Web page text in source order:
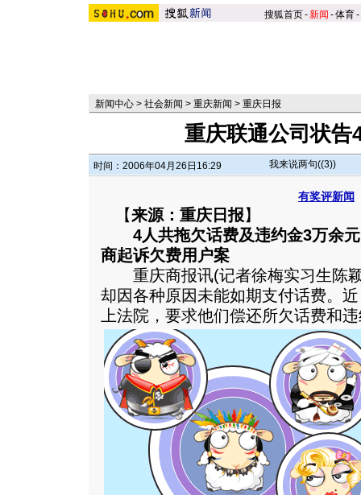
搜狐首页-新闻 -体育-
新闻中心 > 社会新闻 > 重庆新闻 > 重庆日报
重庆联通公司状告
时间：2006年04月26日16:29 我来说两句((3))
有奖评新闻
【来源：重庆日报】
4人共拖欠话费及违约金3万余
商起诉欠费用户案
重庆商报讯(记者徐梅实习生陈
却因各种原因未能如期支付话费。
上法院，要求他们偿还所欠话费和